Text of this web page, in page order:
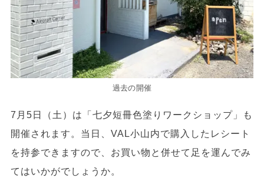
過去の開催
7月5日（土）は「七夕短冊色塗りワークショップ」も
開催されます。当日、VAL小山内で購入したレシート
を持参できますので、お買い物と併せて足を運んでみ
てはいかがでしょうか。